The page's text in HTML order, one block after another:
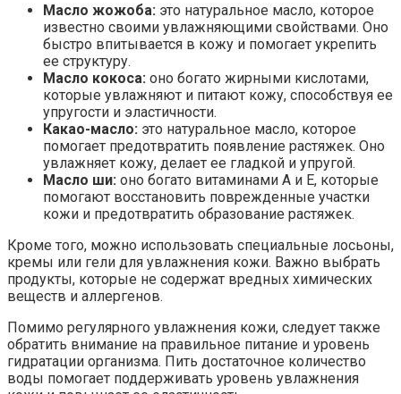
Масло жожоба: это натуральное масло, которое
известно своими увлажняющими свойствами. Оно
быстро впитывается в кожу и помогает укрепить
ее структуру.
Масло кокоса: оно богато жирными кислотами,
которые увлажняют и питают кожу, способствуя ее
упругости и эластичности.
Какао-масло: это натуральное масло, которое
помогает предотвратить появление растяжек. Оно
увлажняет кожу, делает ее гладкой и упругой.
Масло ши: оно богато витаминами А и Е, которые
помогают восстановить поврежденные участки
кожи и предотвратить образование растяжек.
Кроме того, можно использовать специальные лосьоны,
кремы или гели для увлажнения кожи. Важно выбрать
продукты, которые не содержат вредных химических
веществ и аллергенов.
Помимо регулярного увлажнения кожи, следует также
обратить внимание на правильное питание и уровень
гидратации организма. Пить достаточное количество
воды помогает поддерживать уровень увлажнения